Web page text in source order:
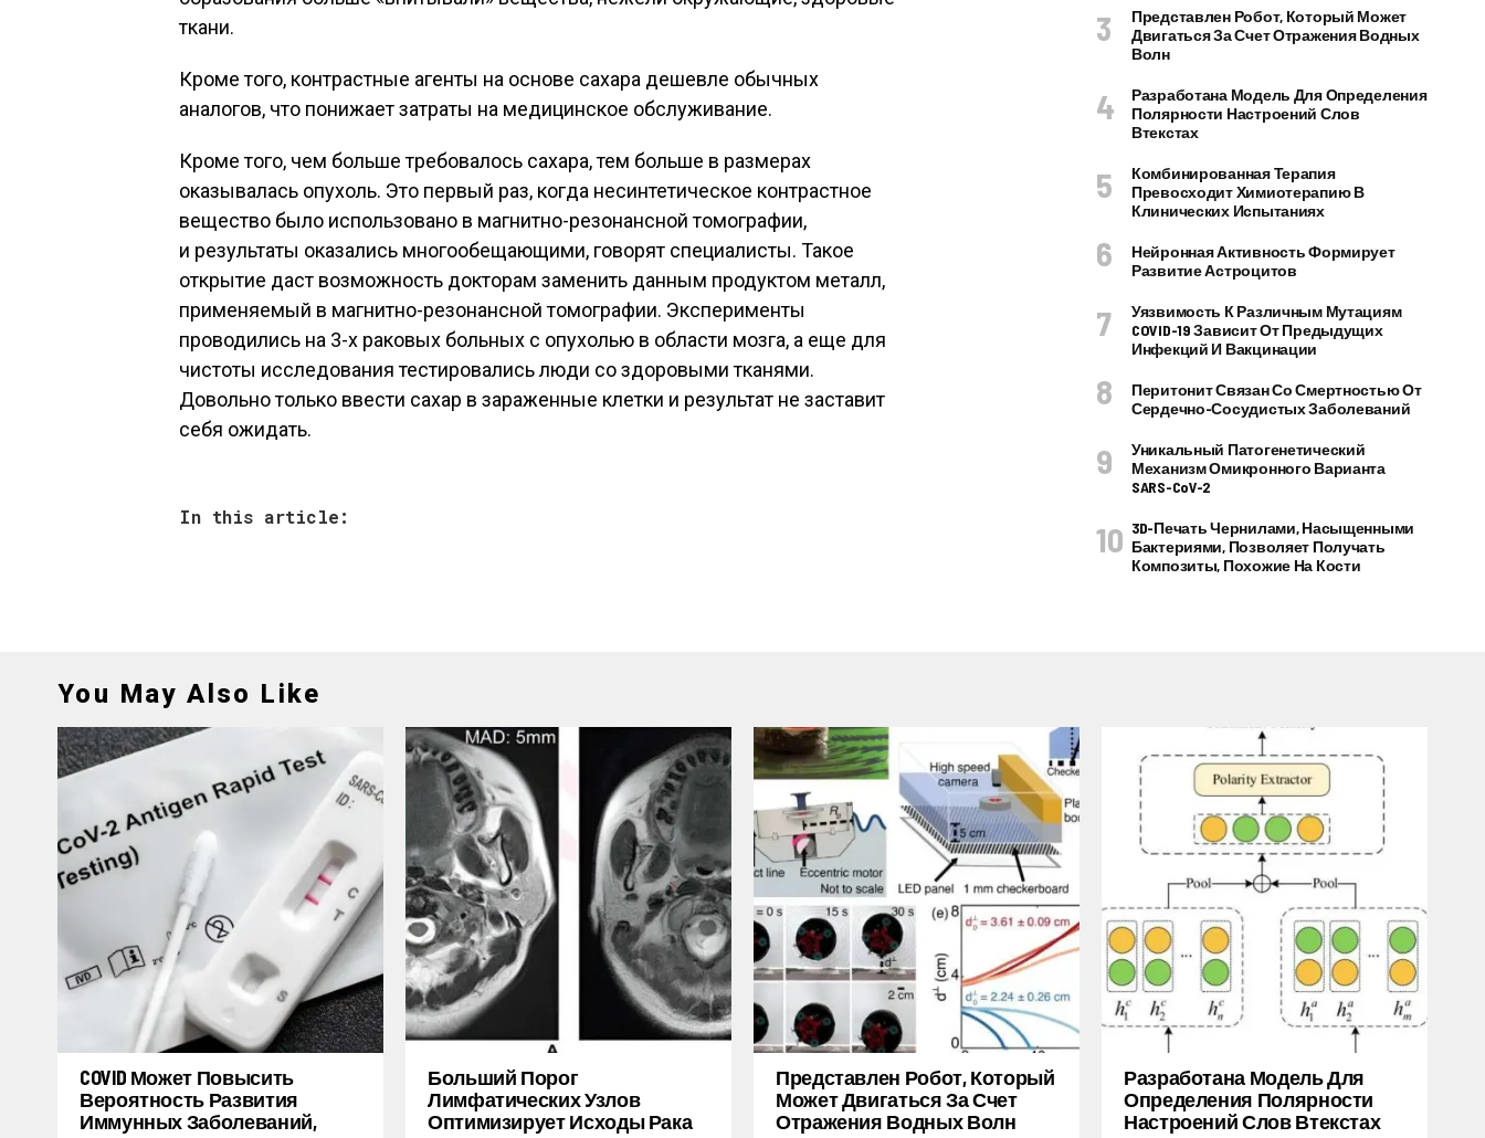
ткани.
Кроме того, контрастные агенты на основе сахара дешевле обычных
аналогов, что понижает затраты на медицинское обслуживание.
Кроме того, чем больше требовалось сахара, тем больше в размерах
оказывалась опухоль. Это первый раз, когда несинтетическое контрастное
вещество было использовано в магнитно-резонансной томографии,
и результаты оказались многообещающими, говорят специалисты. Такое
открытие даст возможность докторам заменить данным продуктом металл,
применяемый в магнитно-резонансной томографии. Эксперименты
проводились на 3-х раковых больных с опухолью в области мозга, а еще для
чистоты исследования тестировались люди со здоровыми тканями.
Довольно только ввести сахар в зараженные клетки и результат не заставит
себя ожидать.
In this article:
Представлен Робот, Который Может
Двигаться За Счет Отражения Водных
Волн
Разработана Модель Для Определения
Полярности Настроений Слов
Втекстах
Комбинированная Терапия
Превосходит Химиотерапию В
Клинических Испытаниях
Нейронная Активность Формирует
Развитие Астроцитов
Уязвимость К Различным Мутациям
COVID-19 Зависит От Предыдущих
Инфекций И Вакцинации
Перитонит Связан Со Смертностью От
Сердечно-Сосудистых Заболеваний
Уникальный Патогенетический
Механизм Омикронного Варианта
SARS-CoV-2
3D-Печать Чернилами, Насыщенными
Бактериями, Позволяет Получать
Композиты, Похожие На Кости
You May Also Like
COVID Может Повысить
Вероятность Развития
Иммунных Заболеваний,
Больший Порог
Лимфатических Узлов
Оптимизирует Исходы Рака
Представлен Робот, Который
Может Двигаться За Счет
Отражения Водных Волн
Разработана Модель Для
Определения Полярности
Настроений Слов Втекстах